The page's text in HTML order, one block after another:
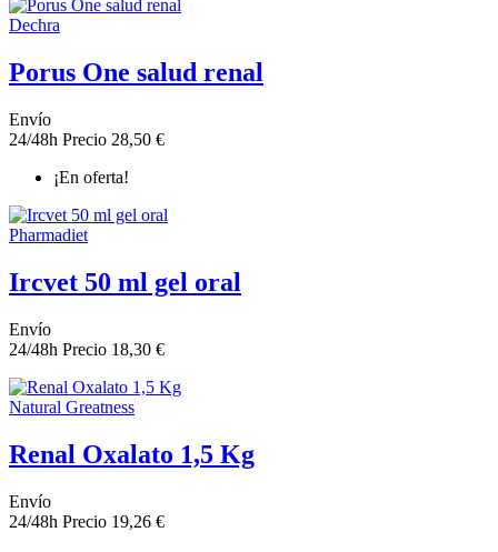
Dechra
Porus One salud renal
Envío
24/48h Precio 28,50 €
¡En oferta!
Pharmadiet
Ircvet 50 ml gel oral
Envío
24/48h Precio 18,30 €
Natural Greatness
Renal Oxalato 1,5 Kg
Envío
24/48h Precio 19,26 €